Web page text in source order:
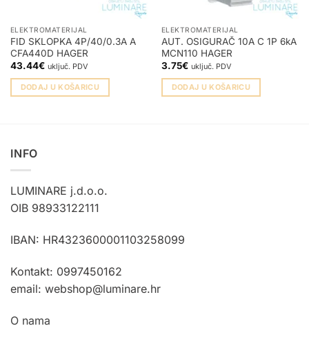
ELEKTROMATERIJAL
FID SKLOPKA 4P/40/0.3A A
CFA440D HAGER
43.44€ uključ. PDV
DODAJ U KOŠARICU
ELEKTROMATERIJAL
AUT. OSIGURAČ 10A C 1P 6kA
MCN110 HAGER
3.75€ uključ. PDV
DODAJ U KOŠARICU
INFO
LUMINARE j.d.o.o.
OIB 98933122111
IBAN: HR4323600001103258099
Kontakt: 0997450162
email: webshop@luminare.hr
O nama